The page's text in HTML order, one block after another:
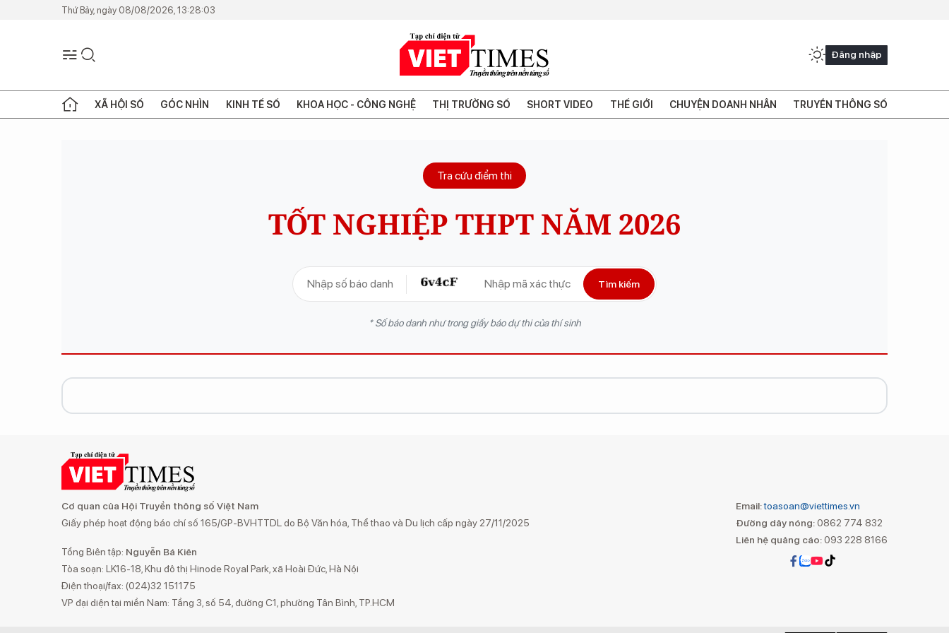
Thứ Bảy, ngày 08/08/2026, 13:28:03
Đăng nhập
XÃ HỘI SỐ GÓC NHÌN KINH TẾ SỐ KHOA HỌC - CÔNG NGHỆ THỊ TRƯỜNG SỐ SHORT VIDEO THẾ GIỚI CHUYỆN DOANH NHÂN TRUYỀN THÔNG SỐ
Tra cứu điểm thi
TỐT NGHIỆP THPT NĂM 2026
Tìm kiếm
* Số báo danh như trong giấy báo dự thi của thí sinh
Cơ quan của Hội Truyền thông số Việt Nam
Giấy phép hoạt động báo chí số 165/GP-BVHTTDL do Bộ Văn hóa, Thể thao và Du lịch cấp ngày 27/11/2025
Tổng Biên tập: Nguyễn Bá Kiên
Tòa soạn: LK16-18, Khu đô thị Hinode Royal Park, xã Hoài Đức, Hà Nội
Điện thoại/fax: (024)32 151175
VP đại diện tại miền Nam: Tầng 3, số 54, đường C1, phường Tân Bình, TP.HCM
Email:toasoan@viettimes.vn
Đường dây nóng: 0862 774 832
Liên hệ quảng cáo: 093 228 8166